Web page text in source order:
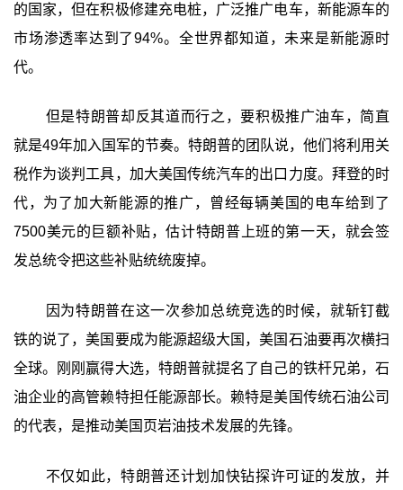
的国家，但在积极修建充电桩，广泛推广电车，新能源车的
市场渗透率达到了94%。全世界都知道，未来是新能源时
代。
但是特朗普却反其道而行之，要积极推广油车，简直
就是49年加入国军的节奏。特朗普的团队说，他们将利用关
税作为谈判工具，加大美国传统汽车的出口力度。拜登的时
代，为了加大新能源的推广，曾经每辆美国的电车给到了
7500美元的巨额补贴，估计特朗普上班的第一天，就会签
发总统令把这些补贴统统废掉。
因为特朗普在这一次参加总统竞选的时候，就斩钉截
铁的说了，美国要成为能源超级大国，美国石油要再次横扫
全球。刚刚赢得大选，特朗普就提名了自己的铁杆兄弟，石
油企业的高管赖特担任能源部长。赖特是美国传统石油公司
的代表，是推动美国页岩油技术发展的先锋。
不仅如此，特朗普还计划加快钻探许可证的发放，并